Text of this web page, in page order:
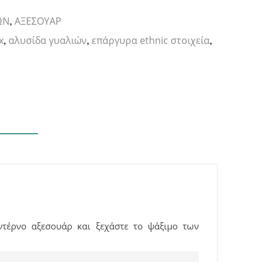
,ΑΞΕΣΟΥΑΡ
, αλυσίδα γυαλιών,επάργυρα ethnic στοιχεία,
αξεσουάρ και ξεχάστε το ψάξιμο των